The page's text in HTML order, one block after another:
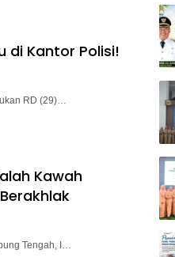
di Kantor Polisi!
RD (29)…
Kawah
Tengah, I…